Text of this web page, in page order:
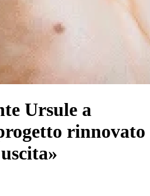
Ursule a
rinnovato